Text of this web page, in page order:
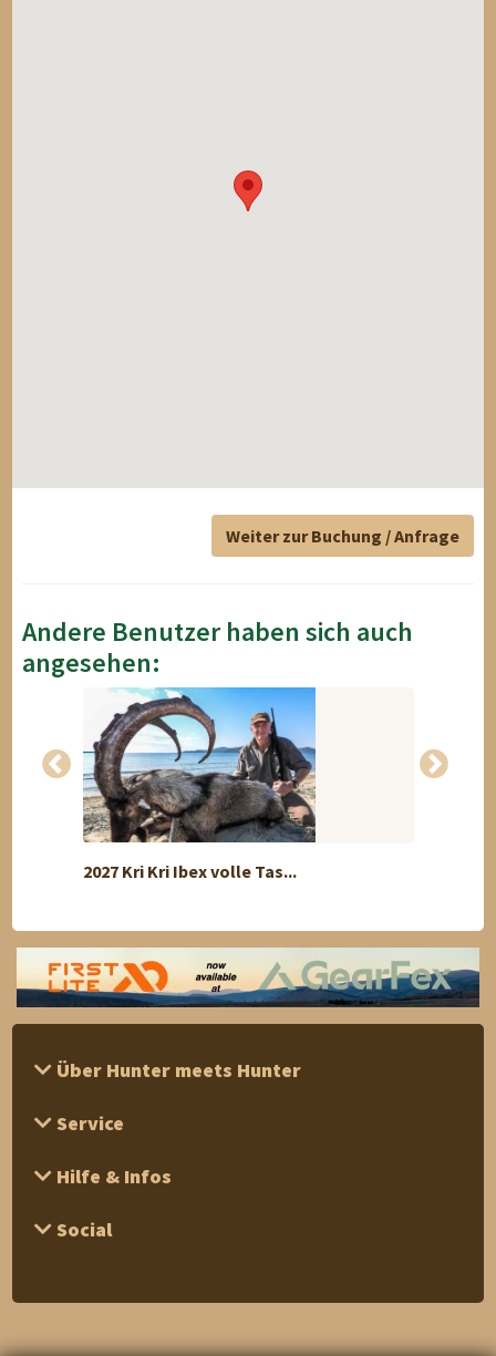
Weiter zur Buchung / Anfrage
Andere Benutzer haben sich auch
angesehen:
2027 Kri Kri Ibex volle Tas...
Über Hunter meets Hunter
Service
Hilfe & Infos
Social